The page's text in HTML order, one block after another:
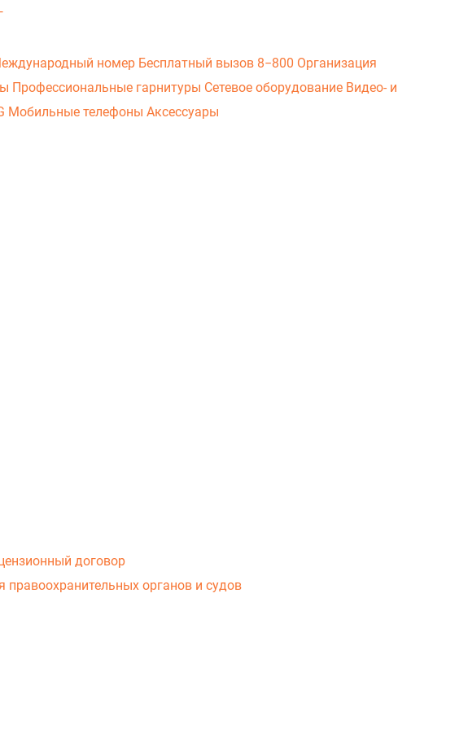
номер Бесплатный вызов 8−800 Организация
Профессиональные гарнитуры Сетевое оборудование Видео- и
Мобильные телефоны Аксессуары
договор
правоохранительных органов и судов